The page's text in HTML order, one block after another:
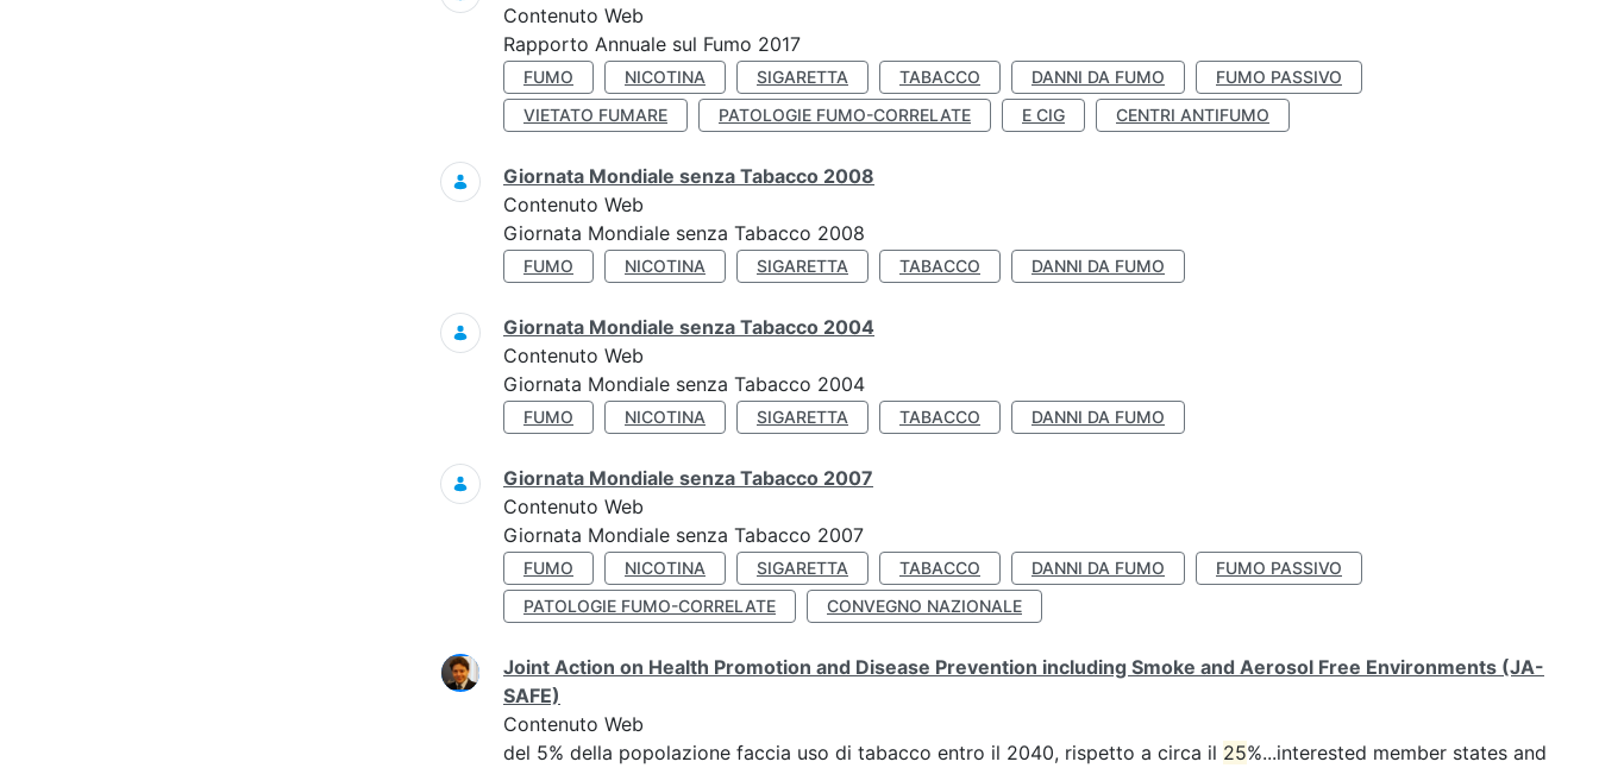
Contenuto Web
Rapporto Annuale sul Fumo 2017
FUMO NICOTINA SIGARETTA TABACCO DANNI DA FUMO
FUMO PASSIVO
VIETATO FUMARE
PATOLOGIE FUMO-CORRELATE E CIG CENTRI ANTIFUMO
Giornata Mondiale senza Tabacco 2008
Contenuto Web
Giornata Mondiale senza Tabacco 2008
FUMO NICOTINA SIGARETTA TABACCO DANNI DA FUMO
Giornata Mondiale senza Tabacco 2004
Contenuto Web
Giornata Mondiale senza Tabacco 2004
FUMO NICOTINA SIGARETTA TABACCO DANNI DA FUMO
Giornata Mondiale senza Tabacco 2007
Contenuto Web
Giornata Mondiale senza Tabacco 2007
FUMO NICOTINA SIGARETTA TABACCO DANNI DA FUMO
FUMO PASSIVO
PATOLOGIE FUMO-CORRELATE
CONVEGNO NAZIONALE
Joint Action on Health Promotion and Disease Prevention including Smoke and Aerosol Free Environments (JA-
SAFE)
Contenuto Web
del 5% della popolazione faccia uso di tabacco entro il 2040, rispetto a circa il 25%...interested member states and